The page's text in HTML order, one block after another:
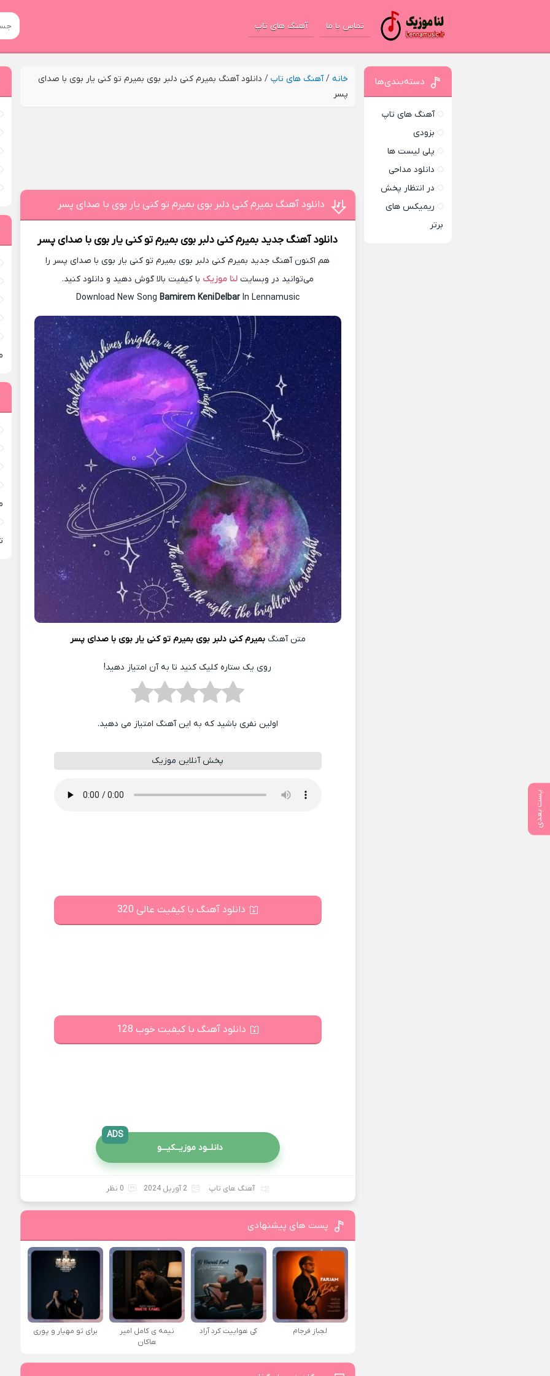
تماس با ما آهنگ های تاپ
خانه /آهنگ های تاپ / دانلود آهنگ بمیرم کنی دلبر بوی بمیرم تو کنی یار بوی با صدای
پسر
پست بعدی
دانلود آهنگ بمیرم کنی دلبر بوی بمیرم تو کنی یار بوی با صدای پسر
دانلود آهنگ جدید بمیرم کنی دلبر بوی بمیرم تو کنی یار بوی با صدای پسر
هم اکنون آهنگ جدید بمیرم کنی دلبر بوی بمیرم تو کنی یار بوی با صدای پسر را
می‌توانید در وبسایتلنا موزیک با کیفیت بالا گوش دهید و دانلود کنید.
Download New Song Bamirem Keni DelbarIn Lennamusic
متن آهنگبمیرم کنی دلبر بوی بمیرم تو کنی یار بوی با صدای پسر
روی یک ستاره کلیک کنید تا به آن امتیاز دهید!
اولین نفری باشید که به این آهنگ امتیاز می دهید.
پخش آنلاین موزیک
دانلود آهنگ با کیفیت عالی 320
دانلود آهنگ با کیفیت خوب 128
دانلــود موزیــکیـــو
ADS
آهنگ های تاپ 2 آوریل 2024 0 نظر
پست های پیشنهادی
لجباز فرجام کی هواییت کرد آراد
نیمه ی کامل امیر
هاکان
برای تو مهیار و پوری
دسته‌بندی‌ها
آهنگ های تاپ
بزودی
پلی لیست ها
دانلود مداحی
در انتظار پخش
ریمیکس های
برتر